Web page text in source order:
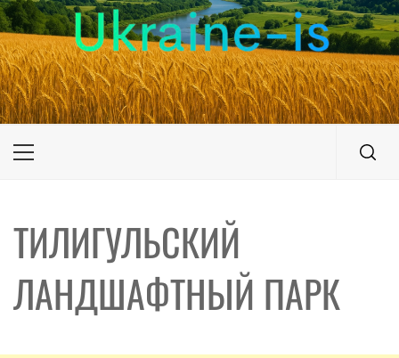
UKRAINE-IS
ПУТЕШЕСТВИЕ ПО УКРАИНЕ
Primary
ТИЛИГУЛЬСКИЙ
ЛАНДШАФТНЫЙ ПАРК